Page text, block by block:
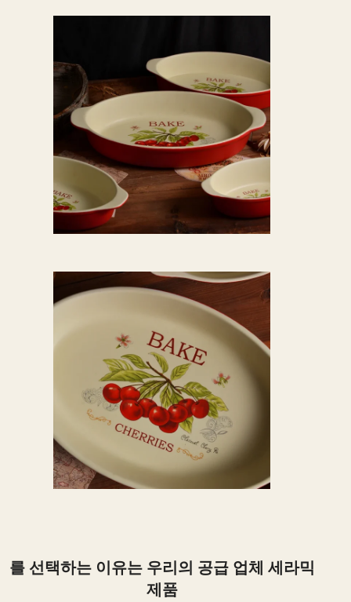
를 선택하는 이유는 우리의 공급 업체 세라믹
제품